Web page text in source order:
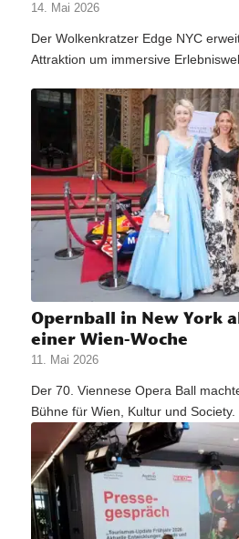
14. Mai 2026
Der Wolkenkratzer Edge NYC
Attraktion um immersive
Opernball in New York
einer Wien-Woche
11. Mai 2026
Der 70. Viennese Opera Ball
Bühne für Wien, Kultur und Society.